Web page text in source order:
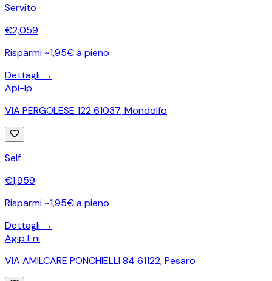
Servito
€2,059
Risparmi ~1,95€ a pieno
Dettagli →
Api-Ip
VIA PERGOLESE 122 61037,Mondolfo
Self
€1,959
Risparmi ~1,95€ a pieno
Dettagli →
Agip Eni
VIA AMILCARE PONCHIELLI 84 61122,Pesaro